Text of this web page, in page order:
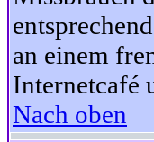
an einem
Internetcafé
Nach oben